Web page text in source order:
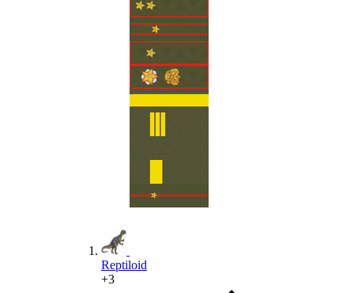
Reptiloid
+3